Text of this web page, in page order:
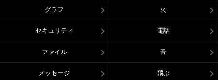
グラフ 火
セキュリティ 電話
ファイル 音
メッセージ 飛ぶ